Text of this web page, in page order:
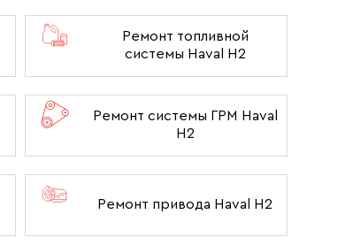
Ремонт топливной
системы Haval H2
Ремонт системы ГРМ Haval
H2
Ремонт привода Haval H2